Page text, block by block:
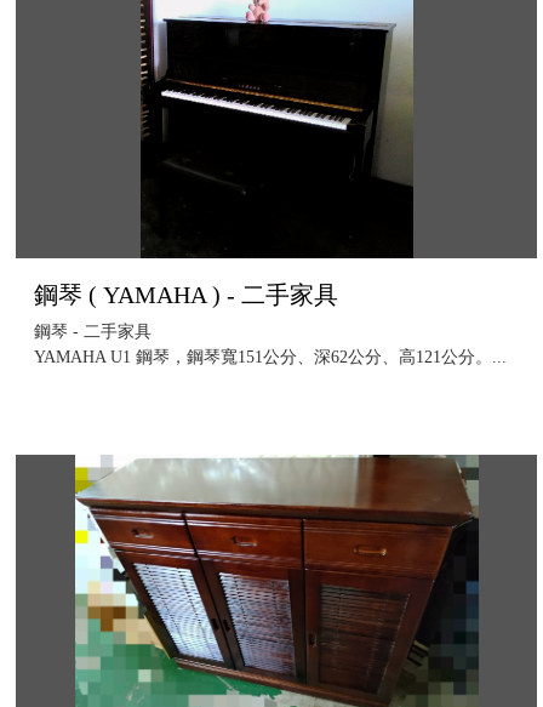
鋼琴 ( YAMAHA ) - 二手家具
鋼琴 - 二手家具
YAMAHA U1 鋼琴，鋼琴寬151公分、深62公分、高121公分。...